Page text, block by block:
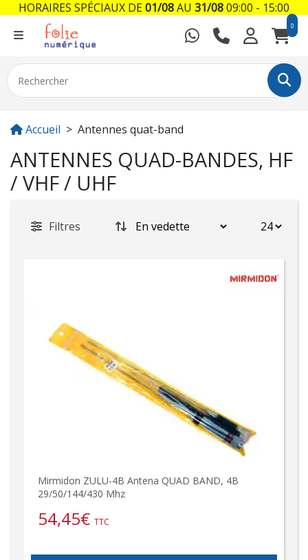
0
Accueil Antennes quat-band
ANTENNES QUAD-BANDES, HF
/ VHF / UHF
Filtres
Mirmidon ZULU-4B Antena QUAD BAND, 4B
29/50/144/430 Mhz
54,45€ TTC
HORAIRES SPÉCIAUX DE01/08AU 31/0809:00 - 15:00